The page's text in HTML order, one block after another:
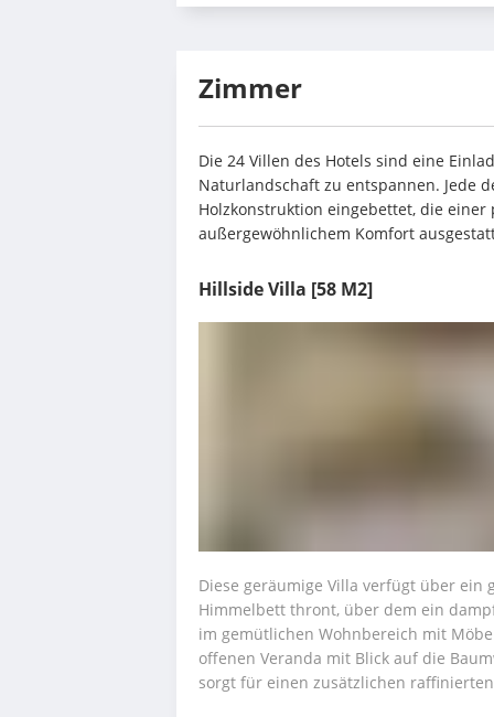
Zimmer
Die 24 Villen des Hotels sind eine
Naturlandschaft zu entspannen. Jede
Holzkonstruktion eingebettet, die
außergewöhnlichem Komfort
Hillside Villa [58 M2]
Diese geräumige Villa verfügt über ein
Himmelbett thront, über dem ein
im gemütlichen Wohnbereich mit
offenen Veranda mit Blick auf die
sorgt für einen zusätzlichen